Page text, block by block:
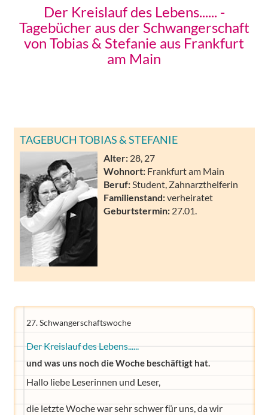
Der Kreislauf des Lebens...... -
Tagebücher aus der Schwangerschaft
von Tobias & Stefanie aus Frankfurt
am Main
TAGEBUCH TOBIAS & STEFANIE
Alter: 28, 27
Wohnort: Frankfurt am Main
Beruf: Student, Zahnarzthelferin
Familienstand:verheiratet
Geburtstermin: 27.01.
27. Schwangerschaftswoche
Der Kreislauf des Lebens......
und was uns noch die Woche beschäftigt hat.
Hallo liebe Leserinnen und Leser,
die letzte Woche war sehr schwer für uns, da wir